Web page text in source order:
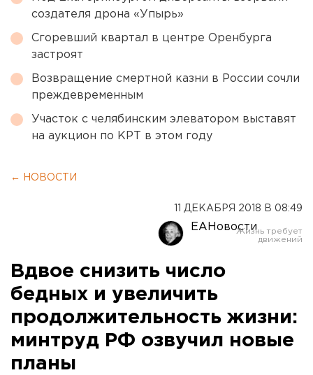
создателя дрона «Упырь»
Сгоревший квартал в центре Оренбурга
застроят
Возвращение смертной казни в России сочли
преждевременным
Участок с челябинским элеватором выставят
на аукцион по КРТ в этом году
← НОВОСТИ
11 ДЕКАБРЯ 2018 В 08:49
ЕАНовости
Вдвое снизить число
бедных и увеличить
продолжительность жизни:
минтруд РФ озвучил новые
планы